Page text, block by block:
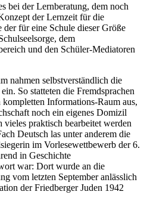
bei der Lernberatung, dem noch
der Lernzeit für die
der für eine Schule dieser Größe
dem
und den Schüler-Mediatoren
nahmen selbstverständlich die
So statteten die Fremdsprachen
kompletten Informations-Raum aus,
noch ein eigenes Domizil
vieles praktisch bearbeitet werden
Deutsch las unter anderem die
im Vorlesewettbewerb der 6.
in Geschichte
war: Dort wurde an die
vom letzten September anlässlich
der Friedberger Juden 1942